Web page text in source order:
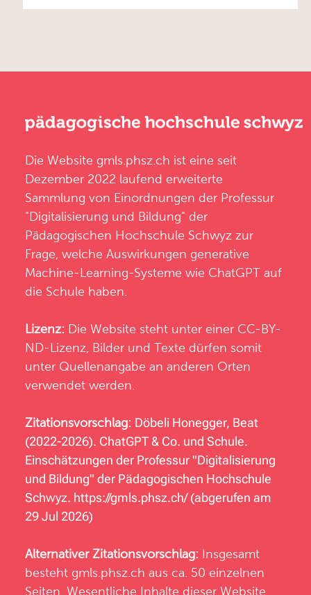
Die Website gmls.phsz.ch ist eine seit
Dezember 2022 laufend erweiterte
Sammlung von Einordnungen der Professur
"Digitalisierung und Bildung" der
Pädagogischen Hochschule Schwyz zur
Frage, welche Auswirkungen generative
Machine-Learning-Systeme wie ChatGPT auf
die Schule haben.
Lizenz: Die Website steht unter einer CC-BY-
ND-Lizenz, Bilder und Texte dürfen somit
unter Quellenangabe an anderen Orten
verwendet werden.
Zitationsvorschlag: Döbeli Honegger, Beat
(2022-2026). ChatGPT & Co. und Schule.
Einschätzungen der Professur "Digitalisierung
und Bildung" der Pädagogischen Hochschule
Schwyz. https://gmls.phsz.ch/(abgerufen am
29 Jul 2026)
Alternativer Zitationsvorschlag: Insgesamt
besteht gmls.phsz.ch aus ca. 50 einzelnen
Seiten. Wesentliche Inhalte dieser Website